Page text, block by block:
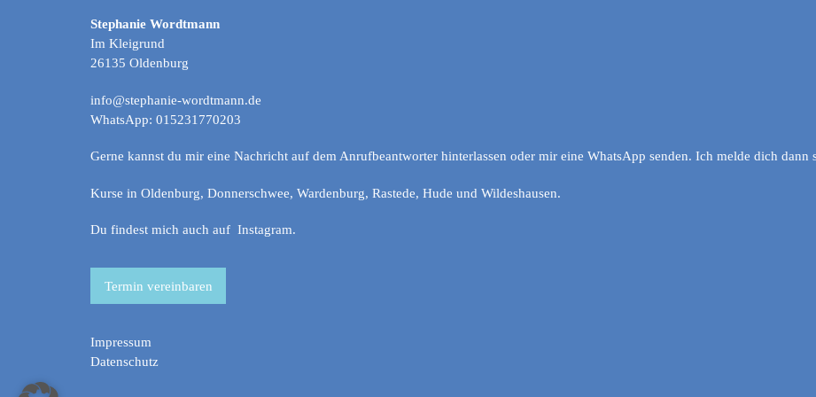
Stephanie Wordtmann
Im Kleigrund
26135 Oldenburg
info@stephanie-wordtmann.de
WhatsApp: 015231770203
Gerne kannst du mir eine Nachricht auf dem Anrufbeantworter hinterlassen oder mir eine WhatsApp senden. Ich melde dich dann
Kurse in Oldenburg, Donnerschwee, Wardenburg, Rastede, Hude und Wildeshausen.
Du findest mich auch auf Instagram.
Termin vereinbaren
Impressum
Datenschutz